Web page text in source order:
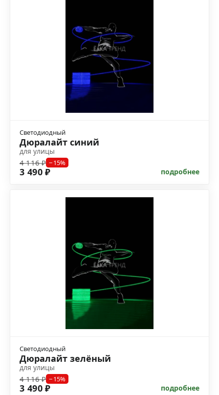
Светодиодный
Дюралайт синий
для улицы
4 116 ₽ −15%
3 490 ₽ подробнее
Светодиодный
Дюралайт зелёный
для улицы
4 116 ₽ −15%
3 490 ₽ подробнее